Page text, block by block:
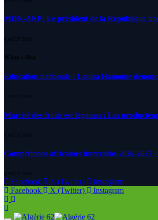
MDN-ANP: Le président de la République
4 AOÛT 2026
What's Hot
Education nationale : Louisa Hanoune
7 AOÛT 2026
Marché des fruits est légumes : Les
6 AOÛT 2026
Compétitions africaines interclubs 2026-2027
6 AOÛT 2026
Facebook X (Twitter)
Instagram
Facebook
X (Twitter) Instagram